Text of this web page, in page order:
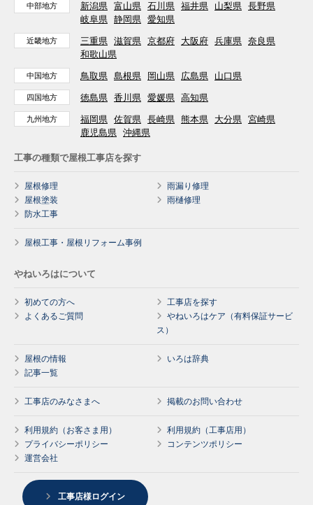
中部地方 新潟県 富山県 石川県 福井県 山梨県 長野県
岐阜県 静岡県 愛知県
近畿地方 三重県 滋賀県 京都府 大阪府 兵庫県 奈良県
和歌山県
中国地方 鳥取県 島根県 岡山県 広島県 山口県
四国地方 徳島県 香川県 愛媛県 高知県
九州地方 福岡県 佐賀県 長崎県 熊本県 大分県 宮崎県
鹿児島県 沖縄県
工事の種類で屋根工事店を探す
屋根修理
雨漏り修理
屋根塗装
雨樋修理
防水工事
屋根工事・屋根リフォーム事例
やねいろはについて
初めての方へ
工事店を探す
よくあるご質問
やねいろはケア（有料保証サービ
ス）
屋根の情報
いろは辞典
記事一覧
工事店のみなさまへ 掲載のお問い合わせ
利用規約（お客さま用）
利用規約（工事店用）
プライバシーポリシー
コンテンツポリシー
運営会社
工事店様ログイン